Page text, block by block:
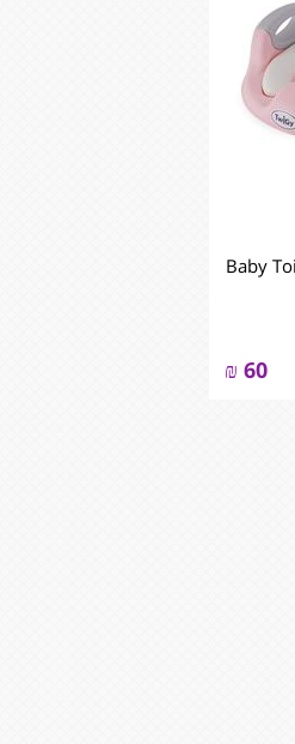
60
₪